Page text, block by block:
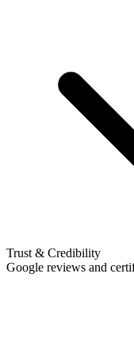
Trust & Credibility
Google reviews and